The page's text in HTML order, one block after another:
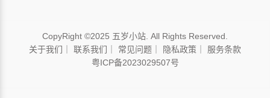
CopyRight ©2025 五岁小站. All Rights Reserved.
关于我们
联系我们 常见问题 隐私政策
服务条款
粤ICP备2023029507号